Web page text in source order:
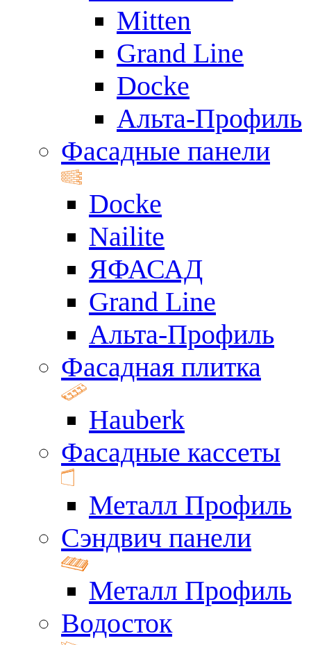
Mitten
Grand Line
Docke
Альта-Профиль
Фасадные панели
Docke
Nailite
ЯФАСАД
Grand Line
Альта-Профиль
Фасадная плитка
Hauberk
Фасадные кассеты
Металл Профиль
Сэндвич панели
Металл Профиль
Водосток